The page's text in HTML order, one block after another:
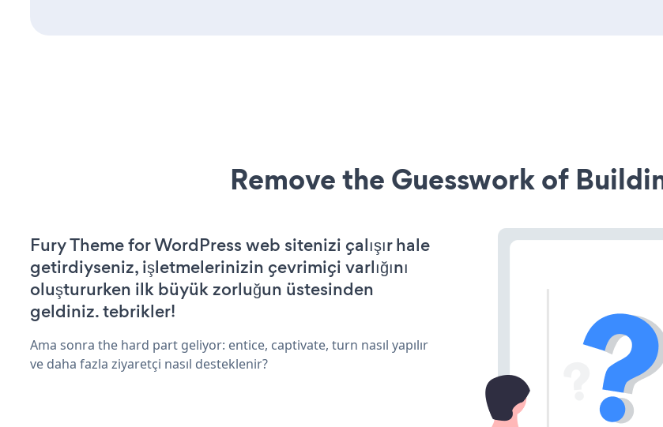
Remove the Guesswork of
Fury Theme for WordPress web sitenizi çalışır hale
getirdiyseniz, işletmelerinizin çevrimiçi varlığını
oluştururken ilk büyük zorluğun üstesinden
geldiniz. tebrikler!
Ama sonra the hard part geliyor: entice, captivate, turn nasıl yapılır
ve daha fazla ziyaretçi nasıl desteklenir?